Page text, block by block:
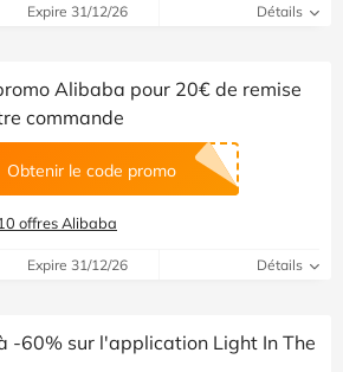
Expire 31/12/26 Détails
Alibaba pour 20€ de remise
commande
Obtenir le code promo
offres Alibaba
Expire 31/12/26 Détails
-60% sur l'application Light In The